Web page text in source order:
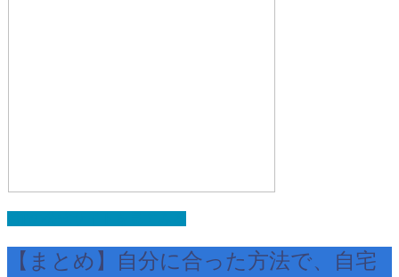
【まとめ】自分に合った方法で、自宅